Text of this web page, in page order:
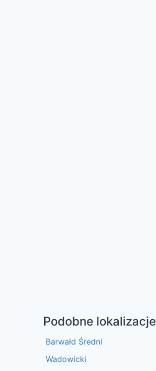
Podobne lokalizacje
Barwałd Średni
Wadowicki